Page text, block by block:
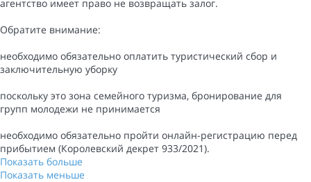
агентство имеет право не возвращать залог.
Обратите внимание:
необходимо обязательно оплатить туристический сбор и
заключительную уборку
поскольку это зона семейного туризма, бронирование для
групп молодежи не принимается
необходимо обязательно пройти онлайн-регистрацию перед
прибытием (Королевский декрет 933/2021).
Показать больше
Показать меньше